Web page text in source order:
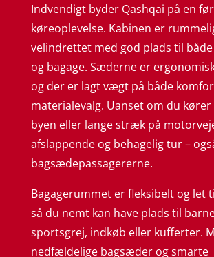
Indvendigt byder Qashqai på en
køreoplevelse. Kabinen er
velindrettet med god plads til
og bagage. Sæderne er
og der er lagt vægt på både
materialevalg. Uanset om du
byen eller lange stræk på
afslappende og behagelig tur –
bagsædepassagererne.
Bagagerummet er fleksibelt og let
så du nemt kan have plads til
sportsgrej, indkøb eller kufferter.
nedfældelige bagsæder og smarte